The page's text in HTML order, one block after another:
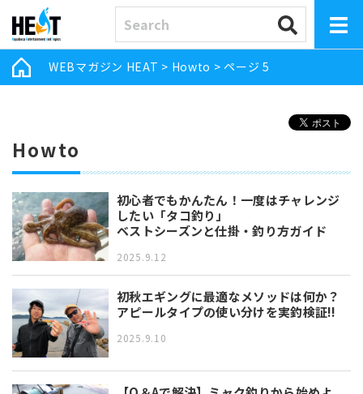
WEBマガジン HEAT > Howto > ページ 5
Howto
初心者でもかんたん！一度はチャレンジ
したい「タコ釣り」
ベストシーズンと仕掛・釣り方ガイド
2025.9.12
初秋エギングに最適なメソッドは何か？
アピールタイプの使い分けを実釣検証!!
2025.9.10